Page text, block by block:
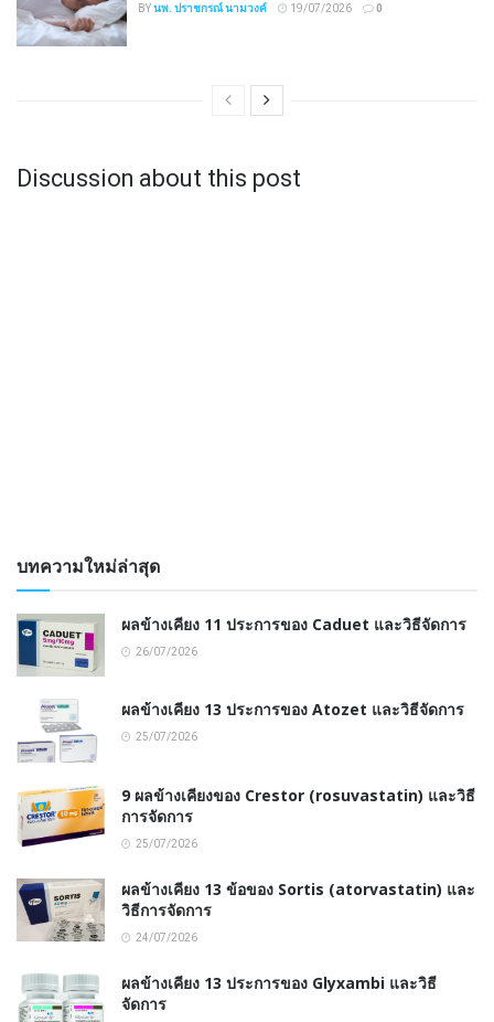
BYนพ. ปราชกรณ์ นามวงค์ 19/07/2026 0
Discussion about this post
บทความใหม่ล่าสุด
ผลข้างเคียง 11 ประการของ Caduet และวิธีจัดการ
26/07/2026
ผลข้างเคียง 13 ประการของ Atozet และวิธีจัดการ
25/07/2026
9 ผลข้างเคียงของ Crestor (rosuvastatin) และวิธี
การจัดการ
25/07/2026
ผลข้างเคียง 13 ข้อของ Sortis (atorvastatin) และ
วิธีการจัดการ
24/07/2026
ผลข้างเคียง 13 ประการของ Glyxambi และวิธี
จัดการ